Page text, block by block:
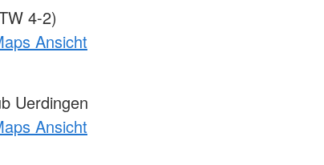
4-2)
Ansicht
Uerdingen
Ansicht